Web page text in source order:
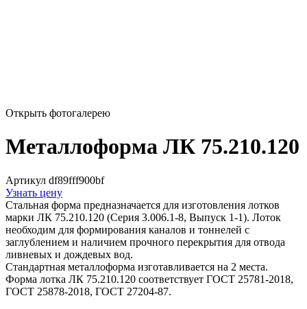
Открыть фотогалерею
Металлоформа ЛК 75.210.120
Артикул df89fff900bf
Узнать цену
Стальная форма предназначается для изготовления лотков
марки ЛК 75.210.120 (Серия 3.006.1-8, Выпуск 1-1). Лоток
необходим для формирования каналов и тоннелей с
заглублением и наличием прочного перекрытия для отвода
ливневых и дождевых вод.
Стандартная металлоформа изготавливается на 2 места.
Форма лотка ЛК 75.210.120 соответствует ГОСТ 25781-2018,
ГОСТ 25878-2018, ГОСТ 27204-87.